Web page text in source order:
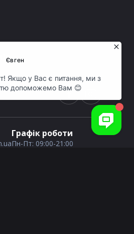
Графік роботи
Пн-Пт: 09:00-21:00